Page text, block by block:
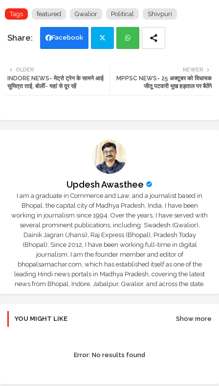
Tags featured Gwalior Political Shivpuri
Facebook
tte ats
NEWER
MPPSC NEWS- 25 अक्टूबर को विधायक
जीतू पटवारी भूख हड़ताल पर बैठेंगे
OLDER
INDORE NEWS- मेट्रो ट्रेन के सामने आई
सुमित्रा ताई, बोलीं- यहां से दूर रहें
Updesh Awasthee
I am a graduate in Commerce and Law, and a journalist based in
Bhopal, the capital city of Madhya Pradesh, India. I have been
working in journalism since 1994. Over the years, I have served with
several prominent publications, including: Swadesh (Gwalior),
Dainik Jagran (Jhansi), Raj Express (Bhopal), Pradesh Today
(Bhopal); Since 2012, I have been working full-time in digital
journalism. I am the founder member and editor of
bhopalsamachar.com, which has established itself as one of the
leading Hindi news portals in Madhya Pradesh, covering the latest
news from Bhopal, Indore, Jabalpur, Gwalior, and across the state.
YOU MIGHT LIKE Show more
Error: No results found